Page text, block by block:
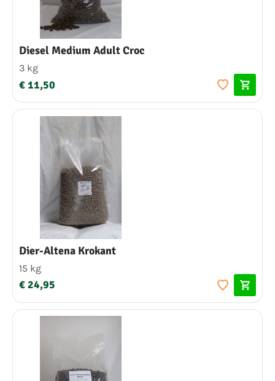
Diesel Medium Adult Croc
3 kg
€ 11,50
Dier-Altena Krokant
15 kg
€ 24,95